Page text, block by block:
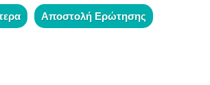
Αποστολή Ερώτησης